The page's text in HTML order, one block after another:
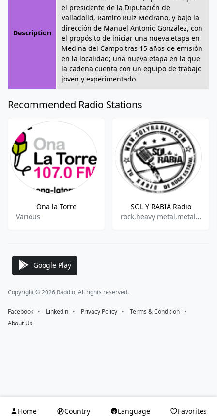
Description
el presidente de la Diputación de
Valladolid, Ramiro Ruiz Medrano, y bajo la
dirección de Manuel Antonio González, con
el propósito de iniciar una nueva etapa en
Medina del Campo tras 15 años de emisión
en la localidad; una nueva etapa en la que
la cadena cuenta con un equipo de trabajo
joven y experimentado.
Recommended Radio Stations
Ona la Torre
Various
SOL Y RABIA Radio
rock,heavy metal,metal,punk,ska
Google Play
Copyright © 2026 Raddio, All rights reserved.
Facebook ⠀•⠀ Linkedin ⠀•⠀ Privacy Policy ⠀•⠀ Terms & Condition ⠀•⠀
About Us
Home Country Language Favorites